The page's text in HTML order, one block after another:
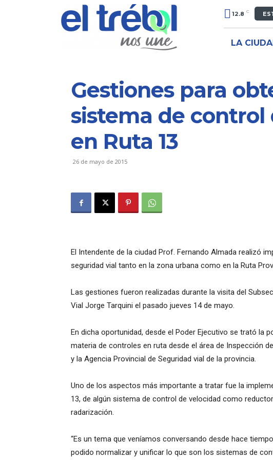
12.8 C
LA
Gestiones para
sistema de control
en Ruta 13
26 de mayo de 2015
El Intendente de la ciudad Prof. Fernando Almada realizó
seguridad vial tanto en la zona urbana como en la Ruta
Las gestiones fueron realizadas durante la visita del
Vial Jorge Tarquini el pasado jueves 14 de mayo.
En dicha oportunidad, desde el Poder Ejecutivo se trató la
materia de controles en ruta desde el área de Inspección
y la Agencia Provincial de Seguridad vial de la provincia.
Uno de los aspectos más importante a tratar fue la
13, de algún sistema de control de velocidad como
radarización.
“Es un tema que veníamos conversando desde hace
podido normalizar y unificar lo que son los sistemas de